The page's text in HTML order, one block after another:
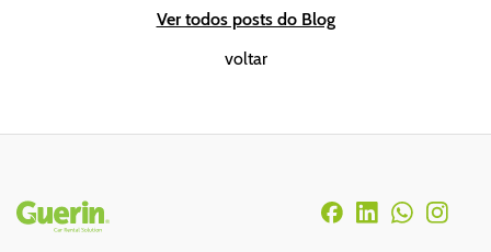
Ver todos posts do Blog
voltar
Rodapé